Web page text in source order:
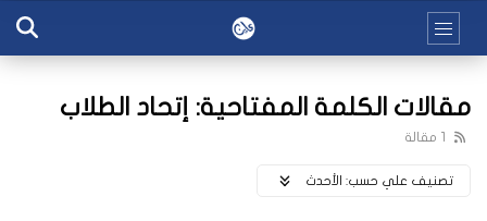
مقالات الكلمة المفتاحية: إتحاد الطلاب
1 مقالة
تصنيف علي حسب: اﻷحدث